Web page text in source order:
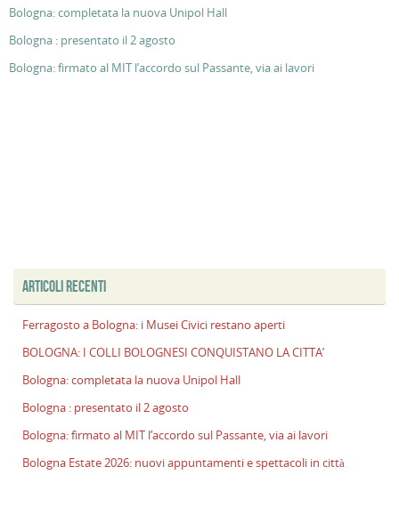
Bologna: completata la nuova Unipol Hall
Bologna : presentato il 2 agosto
Bologna: firmato al MIT l’accordo sul Passante, via ai lavori
ARTICOLI RECENTI
Ferragosto a Bologna: i Musei Civici restano aperti
BOLOGNA: I COLLI BOLOGNESI CONQUISTANO LA CITTA’
Bologna: completata la nuova Unipol Hall
Bologna : presentato il 2 agosto
Bologna: firmato al MIT l’accordo sul Passante, via ai lavori
Bologna Estate 2026: nuovi appuntamenti e spettacoli in città